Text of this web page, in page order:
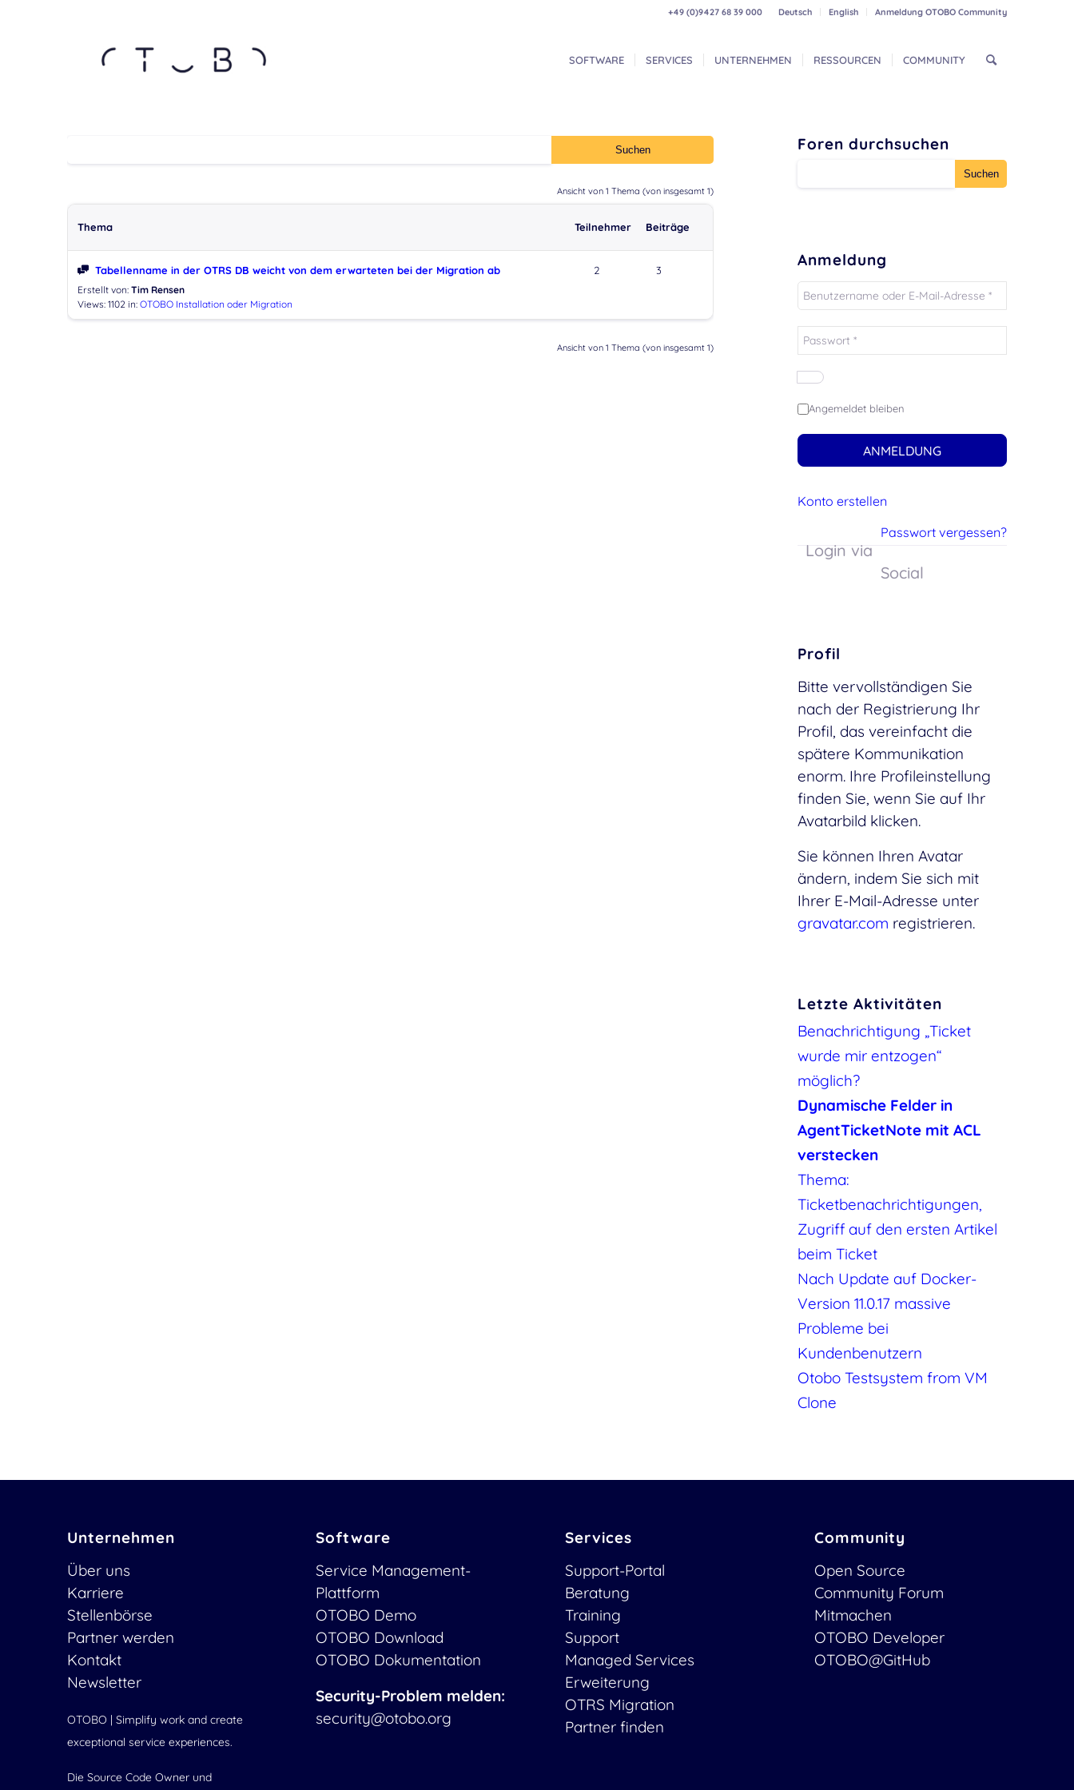
Deutsch English Anmeldung OTOBO Community
+49 (0)9427 68 39 000
SOFTWARE SERVICES UNTERNEHMEN RESSOURCEN COMMUNITY
Ansicht von 1 Thema (von insgesamt 1)
Thema Teilnehmer Beiträge
Tabellenname in der OTRS DB weicht von dem erwarteten bei der Migration ab
Erstellt von: Tim Rensen
Views: 1102 in: OTOBO Installation oder Migration
2 3
Ansicht von 1 Thema (von insgesamt 1)
Foren durchsuchen
Anmeldung
Angemeldet bleiben
ANMELDUNG
Konto erstellen
Passwort vergessen?
Login via
Social
Profil
Bitte vervollständigen Sie
nach der Registrierung Ihr
Profil, das vereinfacht die
spätere Kommunikation
enorm. Ihre Profileinstellung
finden Sie, wenn Sie auf Ihr
Avatarbild klicken.
Sie können Ihren Avatar
ändern, indem Sie sich mit
Ihrer E-Mail-Adresse unter
gravatar.com registrieren.
Letzte Aktivitäten
Benachrichtigung „Ticket
wurde mir entzogen“
möglich?
Dynamische Felder in
AgentTicketNote mit ACL
verstecken
Thema:
Ticketbenachrichtigungen,
Zugriff auf den ersten Artikel
beim Ticket
Nach Update auf Docker-
Version 11.0.17 massive
Probleme bei
Kundenbenutzern
Otobo Testsystem from VM
Clone
Unternehmen
Über uns
Karriere
Stellenbörse
Partner werden
Kontakt
Newsletter
OTOBO | Simplify work and create
exceptional service experiences.
Die Source Code Owner und
Software
Service Management-
Plattform
OTOBO Demo
OTOBO Download
OTOBO Dokumentation
Security-Problem melden:
security@otobo.org
Services
Support-Portal
Beratung
Training
Support
Managed Services
Erweiterung
OTRS Migration
Partner finden
Community
Open Source
Community Forum
Mitmachen
OTOBO Developer
OTOBO@GitHub